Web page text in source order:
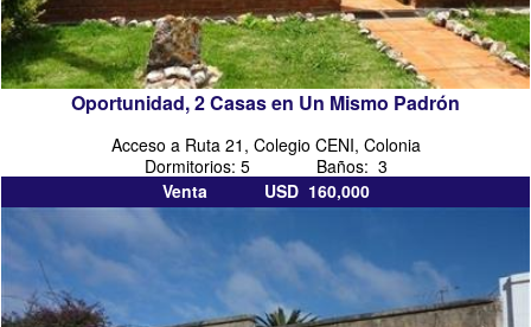
Oportunidad, 2 Casas en Un Mismo Padrón
Acceso a Ruta 21, Colegio CENI, Colonia
Dormitorios: 5 Baños: 3
Venta USD 160,000